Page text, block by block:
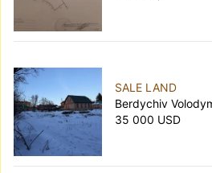
SALE LAND
Berdychiv
35 000 USD